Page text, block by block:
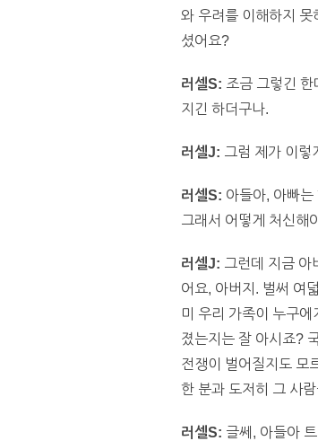
와 우려를 이해하지 못
셨어요?
러셀S: 조금 그렇긴
지긴 하더구나.
러셀J: 그럼 제가 이렇
러셀S: 아들아, 아빠
그래서 어떻게 처신해
러셀J: 그런데 지금 아
어요, 아버지. 벌써 여
미 우리 가족이 누구
졌는지는 잘 아시죠?
전쟁이 벌어질지도 모
한 분과 도저히 그 사
러셀S: 글쎄, 아들아